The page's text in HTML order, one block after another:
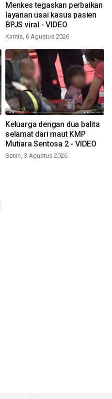
Menkes tegaskan perbaikan
layanan usai kasus pasien
BPJS viral - VIDEO
Kamis, 6 Agustus 2026
Keluarga dengan dua balita
selamat dari maut KMP
Mutiara Sentosa 2 - VIDEO
Senin, 3 Agustus 2026